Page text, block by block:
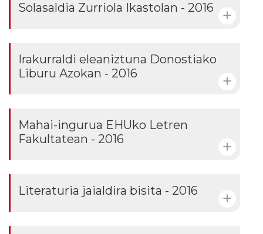
Solasaldia Zurriola Ikastolan - 2016
Irakurraldi eleaniztuna Donostiako
Liburu Azokan - 2016
Mahai-ingurua EHUko Letren
Fakultatean - 2016
Literaturia jaialdira bisita - 2016